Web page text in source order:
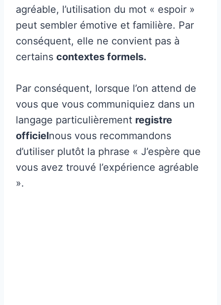
agréable, l’utilisation du mot « espoir »
peut sembler émotive et familière. Par
conséquent, elle ne convient pas à
certains contextes formels.
Par conséquent, lorsque l’on attend de
vous que vous communiquiez dans un
langage particulièrement registre
officielnous vous recommandons
d’utiliser plutôt la phrase « J’espère que
vous avez trouvé l’expérience agréable
».